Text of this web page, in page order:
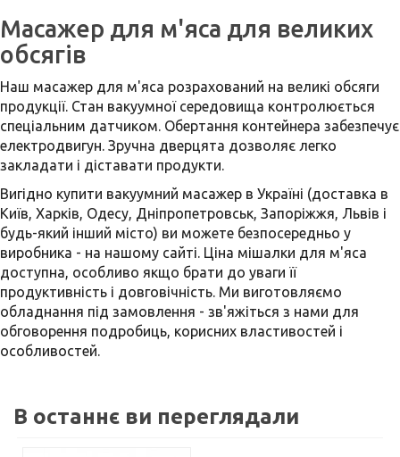
Масажер для м'яса для великих
обсягів
Наш масажер для м'яса розрахований на великі обсяги
продукції. Стан вакуумної середовища контролюється
спеціальним датчиком. Обертання контейнера забезпечує
електродвигун. Зручна дверцята дозволяє легко
закладати і діставати продукти.
Вигідно купити вакуумний масажер в Україні (доставка в
Київ, Харків, Одесу, Дніпропетровськ, Запоріжжя, Львів і
будь-який інший місто) ви можете безпосередньо у
виробника - на нашому сайті. Ціна мішалки для м'яса
доступна, особливо якщо брати до уваги її
продуктивність і довговічність. Ми виготовляємо
обладнання під замовлення - зв'яжіться з нами для
обговорення подробиць, корисних властивостей і
особливостей.
В останнє ви переглядали